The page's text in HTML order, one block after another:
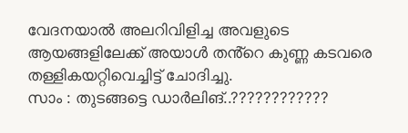
വേദനയാൽ അലറിവിളിച്ച അവളുടെ
ആയങ്ങളിലേക്ക് അയാൾ തൻ്റെ കുണ്ണ കടവരെ
തള്ളികയറ്റിവെച്ചിട്ട് ചോദിച്ചു.
സാം : തുടങ്ങട്ടെ ഡാർലിങ്..????????????